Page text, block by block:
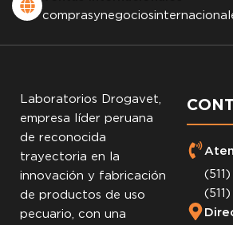
Laboratorios Drogavet,
empresa líder peruana
de reconocida
trayectoria en la
innovación y fabricación
de productos de uso
pecuario, con una